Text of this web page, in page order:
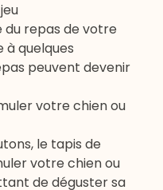
du repas de votre
à quelques
peuvent devenir
votre chien ou
le tapis de
votre chien ou
de déguster sa